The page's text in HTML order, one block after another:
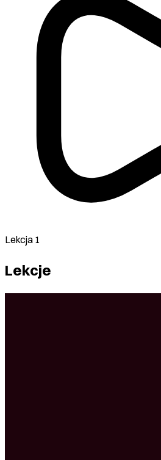
Lekcja 1
Lekcje